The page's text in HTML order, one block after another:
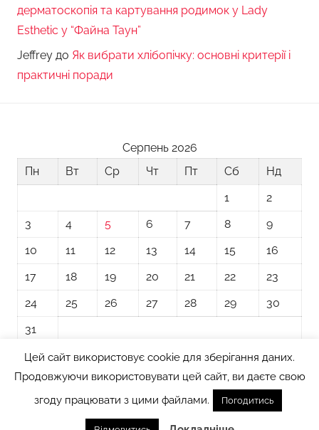
дерматоскопія та картування родимок у Lady
Esthetic у “Файна Таун”
Jeffrey до Як вибрати хлібопічку: основні критерії і
практичні поради
Серпень 2026
Пн
Вт Ср Чт Пт Сб
Нд
1
2
3
4 5 6 7 8
9
10
11 12 13 14 15
16
17
18 19 20 21 22
23
24
25 26 27 28 29
30
31
« Лип
Тема WordPress: Donovan від ThemeZee.
Цей сайт використовує cookie для зберігання даних.
Продовжуючи використовувати цей сайт, ви даєте свою
згоду працювати з цими файлами.
Погодитись